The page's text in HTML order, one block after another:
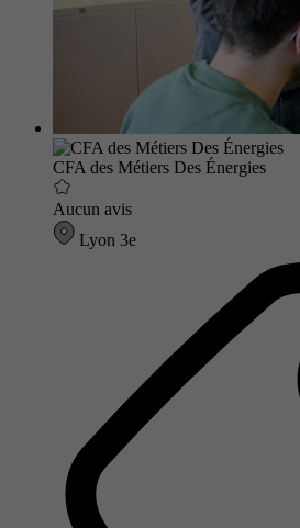
CFA des Métiers Des Énergies
Aucun avis
Lyon 3e